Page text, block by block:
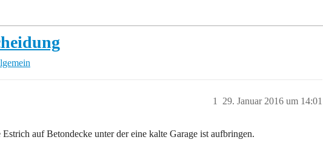
29. Januar 2016 um 14:01
1
auf Betondecke unter der eine kalte Garage ist aufbringen.